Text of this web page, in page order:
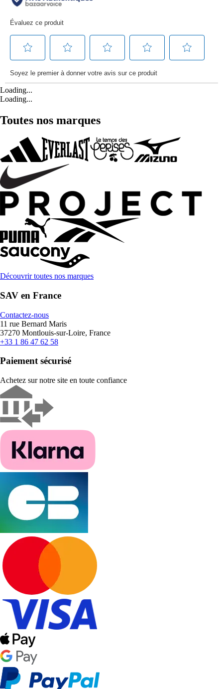
Loading...
Loading...
Toutes nos marques
Découvrir toutes nos marques
SAV en France
Contactez-nous
11 rue Bernard Maris
37270 Montlouis-sur-Loire, France
+33 1 86 47 62 58
Paiement sécurisé
Achetez sur notre site en toute confiance